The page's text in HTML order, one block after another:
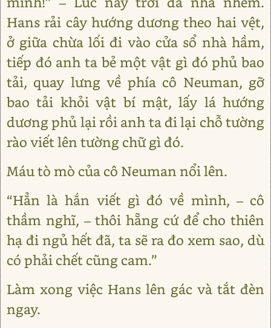
Hans rải cây hướng dương theo hai vệt,
ở giữa chừa lối đi vào cửa sổ nhà hầm,
tiếp đó anh ta bẻ một vật gì đó phủ bao
tải, quay lưng về phía cô Neuman, gỡ
bao tải khỏi vật bí mật, lấy lá hướng
dương phủ lại rồi anh ta đi lại chỗ tường
rào viết lên tường chữ gì đó.
Máu tò mò của cô Neuman nổi lên.
“Hẳn là hắn viết gì đó về mình, – cô
thầm nghĩ, – thôi hẵng cứ để cho thiên
hạ đi ngủ hết đã, ta sẽ ra đo xem sao, dù
có phải chết cũng cam.”
Làm xong việc Hans lên gác và tắt đèn
ngay.